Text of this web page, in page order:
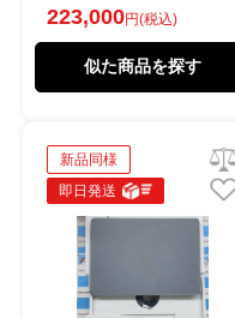
223,000円(税込)
似た商品を探す
新品同様
即日発送